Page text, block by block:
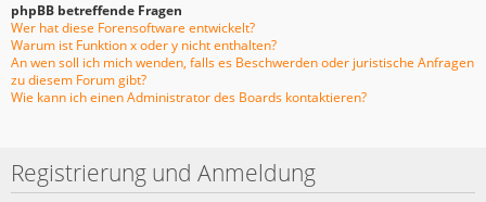
phpBB betreffende Fragen
Wer hat diese Forensoftware entwickelt?
Warum ist Funktion x oder y nicht enthalten?
An wen soll ich mich wenden, falls es Beschwerden oder juristische Anfragen
zu diesem Forum gibt?
Wie kann ich einen Administrator des Boards kontaktieren?
Registrierung und Anmeldung